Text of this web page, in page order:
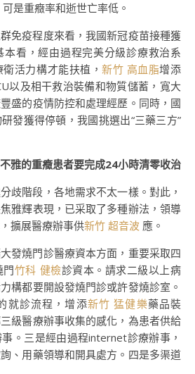
是重癥率和逝世亡率低。
免疫程度來看，我國新冠疫苗接種獲
看，經由過程完美分級診療救治系
活力構才能扶植，新竹 高血脂增添
以及相干救治裝備和物質儲蓄，寬大
盛的疫情防控和處理經歷。同時，國
發獲得停頓，我國挑選出“三藥三方”
雅的重癥患者要完成24小時清零收治
歧階段，各地需求不太一樣。對此，
雅輝表現，已采取了多種辦法，領導
擴展醫療辦事供新竹 超音波 應。
發燒門診醫療資本方面，重要采取四
門竹科 健檢診資本。請求二級以上病
構都要開設發燒門診或許發燒診室。
就診流程，增添新竹 猛健樂藥品裝
級醫療辦事收集的感化，為患者供給
。三是經由過程internet診療辦事，
、用藥領導和開具處方。四是多渠道